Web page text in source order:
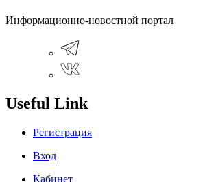
Информационно-новостной портал
Useful Link
Регистрация
Вход
Кабинет